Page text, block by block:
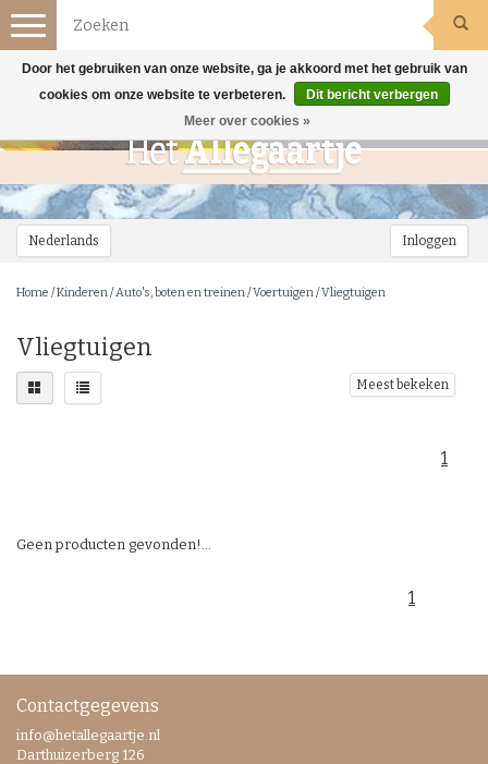
Nederlands Inloggen
Toggle
navigation
Home /Kinderen/Auto's, boten en treinen/Voertuigen/Vliegtuigen
Vliegtuigen
Meest bekeken
1
Geen producten gevonden!...
1
Contactgegevens
info@hetallegaartje.nl
Darthuizerberg 126
Door het gebruiken van onze website, ga je akkoord met het gebruik van
cookies om onze website te verbeteren.
Dit bericht verbergen
Meer over cookies »